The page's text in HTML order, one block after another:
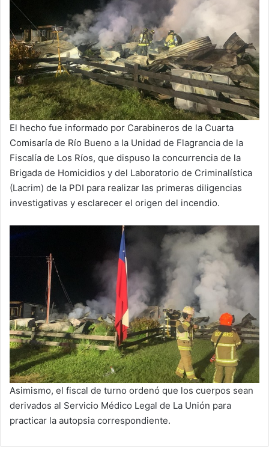
El hecho fue informado por Carabineros de la Cuarta
Comisaría de Río Bueno a la Unidad de Flagrancia de la
Fiscalía de Los Ríos, que dispuso la concurrencia de la
Brigada de Homicidios y del Laboratorio de Criminalística
(Lacrim) de la PDI para realizar las primeras diligencias
investigativas y esclarecer el origen del incendio.
Asimismo, el fiscal de turno ordenó que los cuerpos sean
derivados al Servicio Médico Legal de La Unión para
practicar la autopsia correspondiente.